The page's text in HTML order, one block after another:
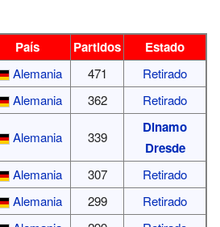
País Partidos
Estado
Alemania 471 Retirado
Alemania 362 Retirado
Alemania 339
Dinamo
Dresde
Alemania 307 Retirado
Alemania 299 Retirado